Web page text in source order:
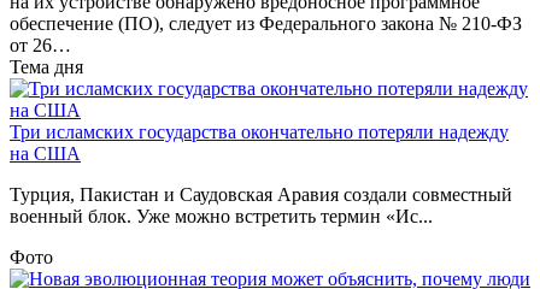
обеспечение (ПО), следует из Федерального закона № 210-ФЗ
от 26…
Тема дня
Три исламских государства окончательно потеряли надежду
на США
Турция, Пакистан и Саудовская Аравия создали совместный
военный блок. Уже можно встретить термин «Ис...
Фото